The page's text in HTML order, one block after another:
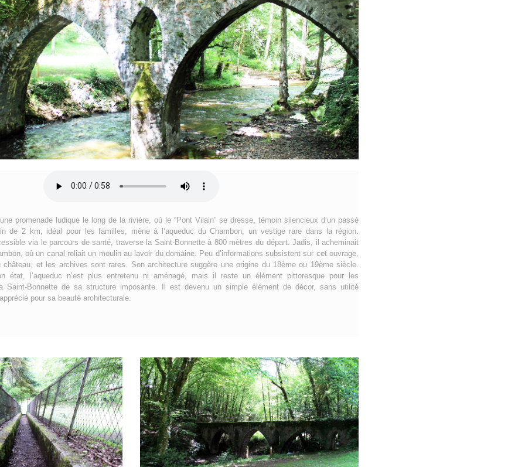
promenade ludique le long de la rivière, où le “Pont Vilain” se dresse, témoin silencieux d’un passé
de 2 km, idéal pour les familles, mène à l’aqueduc du Chambon, un vestige rare dans la région.
via le parcours de santé, traverse la Saint-Bonnette à 800 mètres du départ. Jadis, il acheminait
où un canal reliait un moulin au lavoir du domaine. Peu d’informations subsistent sur cet ouvrage,
château, et les archives sont rares. Son architecture suggère une origine du 18ème ou 19ème siècle.
état, l’aqueduc n’est plus entretenu ni aménagé, mais il reste un élément pittoresque pour les
Saint-Bonnette de sa structure imposante. Il est devenu un simple élément de décor, sans utilité
pour sa beauté architecturale.